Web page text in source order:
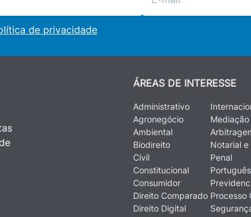
de privacidade
ÁREAS DE INTERESSE
Administrativo
Agronegócio
Ambiental
Biodireito
Civil
Constitucional
Consumidor
Direito Comparado
Direito Digital
Mediação
Notarial e
Penal
Processo